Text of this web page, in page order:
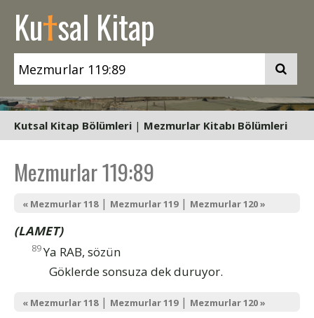
Kutsal Kitap
Kutsal Kitap Bölümleri | Mezmurlar Kitabı Bölümleri
Mezmurlar 119:89
« Mezmurlar 118| Mezmurlar 119| Mezmurlar 120 »
(LAMET)
89Ya RAB, sözün
Göklerde sonsuza dek duruyor.
« Mezmurlar 118| Mezmurlar 119| Mezmurlar 120 »